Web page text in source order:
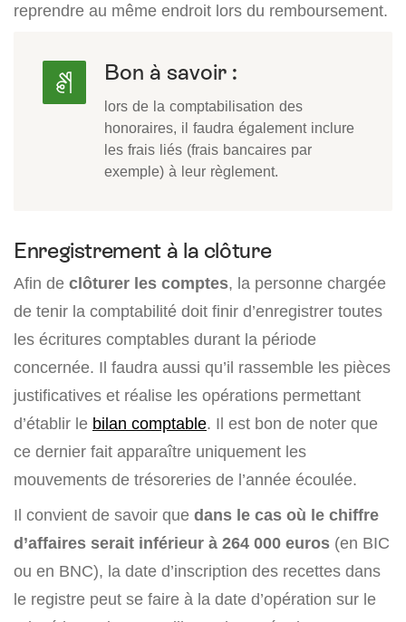
reprendre au même endroit lors du remboursement.
Bon à savoir :
lors de la comptabilisation des
honoraires, il faudra également inclure
les frais liés (frais bancaires par
exemple) à leur règlement.
Enregistrement à la clôture
Afin de clôturer les comptes, la personne chargée
de tenir la comptabilité doit finir d’enregistrer toutes
les écritures comptables durant la période
concernée. Il faudra aussi qu’il rassemble les pièces
justificatives et réalise les opérations permettant
d’établir le bilan comptable. Il est bon de noter que
ce dernier fait apparaître uniquement les
mouvements de trésoreries de l’année écoulée.
Il convient de savoir que dans le cas où le chiffre
d’affaires serait inférieur à 264 000 euros (en BIC
ou en BNC), la date d’inscription des recettes dans
le registre peut se faire à la date d’opération sur le